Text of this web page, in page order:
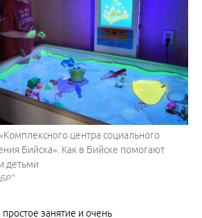
центра социального
Бийска». Как в Бийске помогают
детьми
занятие и очень